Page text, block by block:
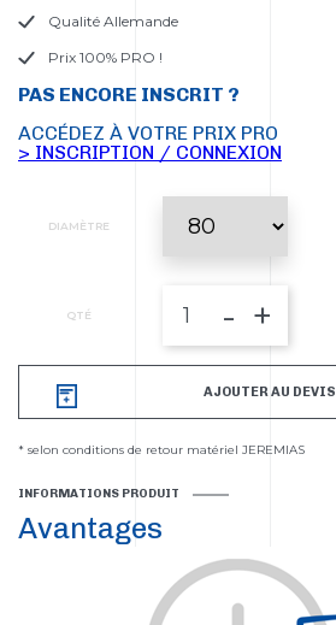
Qualité Allemande
Prix 100% PRO !
PAS ENCORE INSCRIT ?
ACCÉDEZ À VOTRE PRIX PRO
> INSCRIPTION / CONNEXION
DIAMÈTRE
QTÉ - +
AJOUTER AU DEVIS
* selon conditions de retour matériel JEREMIAS
INFORMATIONS PRODUIT
Avantages